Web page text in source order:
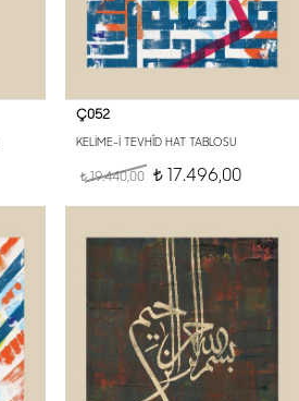
Ç052
KELİME-İ TEVHÎD HAT TABLOSU
t19.440,00 t17.496,00